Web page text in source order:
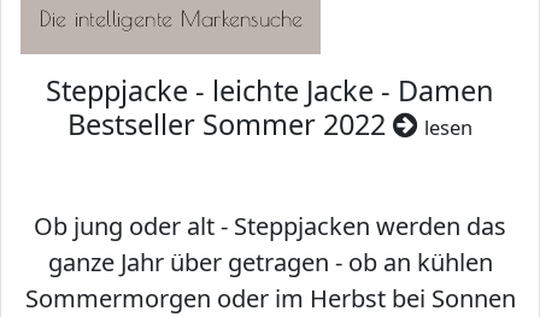
Steppjacke - leichte Jacke - Damen
Bestseller Sommer 2022
lesen
Ob jung oder alt - Steppjacken werden das
ganze Jahr über getragen - ob an kühlen
Sommermorgen oder im Herbst bei Sonnen